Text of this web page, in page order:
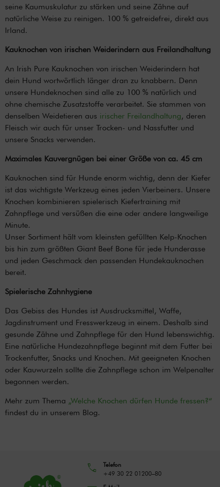
seine Kaumuskulatur zu stärken und seine Zähne auf
natürliche Weise zu reinigen. 100 % getreidefrei, direkt aus
Irland.
Kauknochen von irischen Weiderindern aus Freilandhaltung
An Irish Pure Kauknochen von irischen Weiderindern hat
dein Hund wortwörtlich länger dran zu knabbern. Denn
unsere Hundeknochen sind alle zu 100 % natürlich und
ohne chemische Zusatzstoffe verarbeitet. Sie stammen von
denselben Weidetieren aus irischer Freilandhaltung, deren
Fleisch wir auch für unser Trocken- und Nassfutter und
unsere Snacks verwenden.
Maximales Kauvergnügen bei einer Größe von ca. 45 cm
Kauknochen sind für Hunde enorm wichtig, denn der Kiefer
ist das wichtigste Werkzeug eines jeden Vierbeiners. Unsere
Knochen kombinieren spielerisch Kiefertraining mit
Zahnpflege und versüßen die eine oder andere langweilige
Minute.
Unser Sortiment hält vom kleinsten gefüllten Kelp-Knochen
bis hin zum größten Giant Beef Bone für jede Hunderasse
und jeden Geschmack den passenden Hundekauknochen
bereit.
Spielerische Zahnhygiene
Das Gebiss des Hundes ist Ausdrucksmittel, Waffe,
Jagdinstrument und Fresswerkzeug in einem. Deshalb sind
gesunde Zähne und Zahnpflege für den Hund lebenswichtig.
Eine natürliche Hundezahnpflege beginnt mit dem Futter bei
Trockenfutter, Snacks und Knochen. Mit geeigneten Knochen
oder Kauwurzeln sollte die Zahnpflege schon im Welpenalter
begonnen werden.
Mehr zum Thema „Welche Knochen dürfen Hunde fressen?“
findest du in unserem Blog.
Telefon
+49 30 22 01200–80